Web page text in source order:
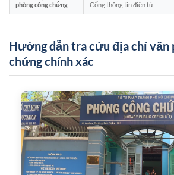
phòng công chứng
Cổng thông tin điện tử
Hướng dẫn tra cứu địa chỉ văn
chứng chính xác